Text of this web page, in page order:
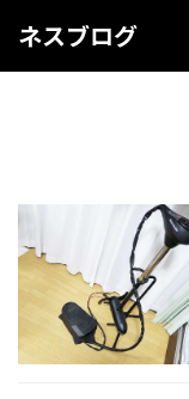
ネスブログ